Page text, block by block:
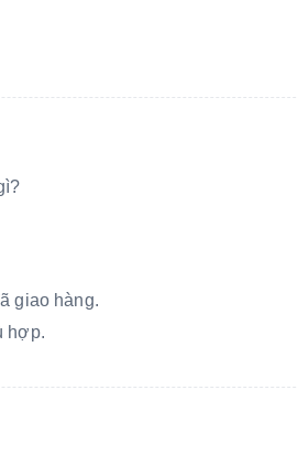
giao hàng.
hợp.